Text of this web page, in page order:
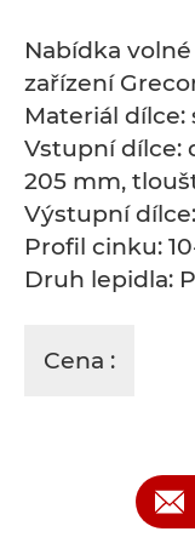
Nabídka
zařízení
Materiál
Vstupní dílce:
205 mm,
Výstupní
Profil cinku:
Druh lepidla:
Cena :